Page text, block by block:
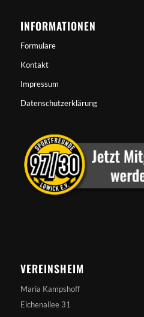
INFORMATIONEN
Formulare
Kontakt
Impressum
Datenschutzerklärung
VEREINSHEIM
Maria Kampshoff
Eichenallee 31